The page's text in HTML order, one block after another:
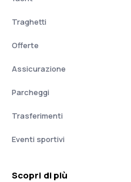
Traghetti
Offerte
Assicurazione
Parcheggi
Trasferimenti
Eventi sportivi
Scopri di più